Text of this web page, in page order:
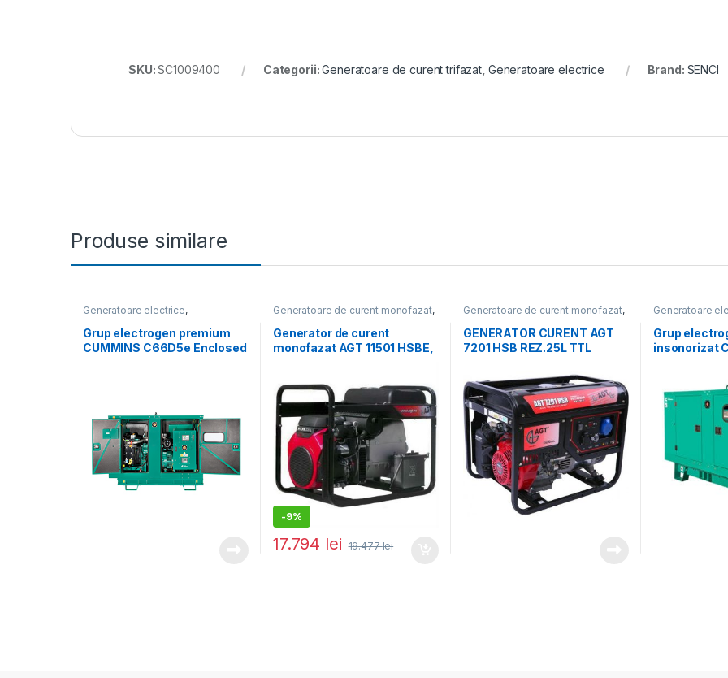
SKU:SC1009400 Categorii:Generatoare de curent trifazat Generatoare electrice Brand: SENCI
Produse similare
Generatoare electrice,
Grup electrogen premium
CUMMINS C66D5e Enclosed
Generatoare de curent monofazat,
Generator de curent
monofazat AGT 11501 HSBE,
-9%
17.794 lei 19.477lei
Generatoare de curent monofazat,
GENERATOR CURENT AGT
7201 HSB REZ.25L TTL
Generatoare
Grup
insonorizat